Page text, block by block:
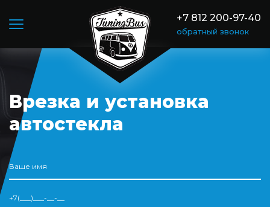
+7 812 200-97-40
обратный звонок
Врезка и установка
автостекла